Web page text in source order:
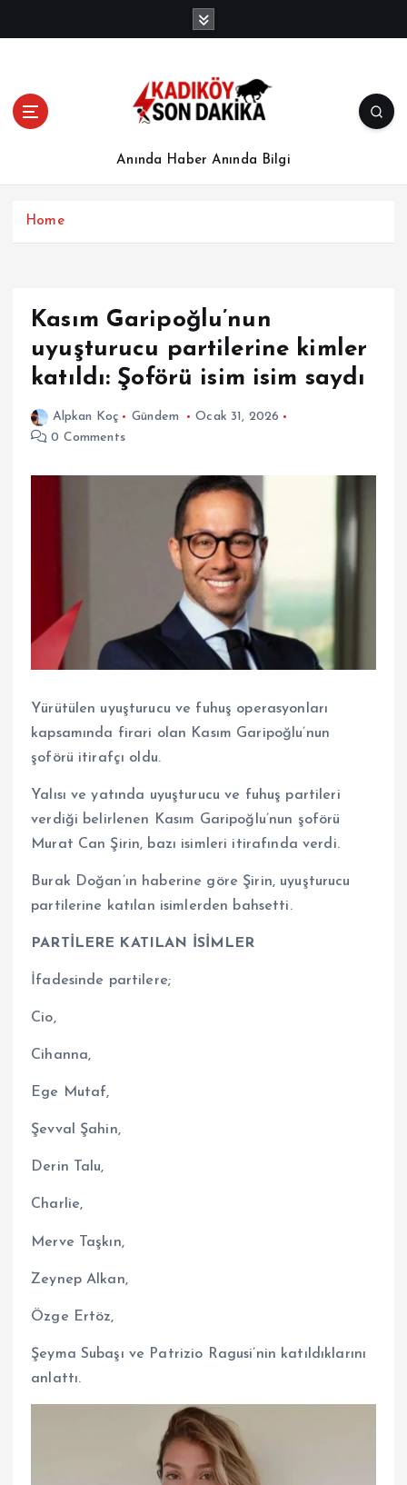
Anında Haber Anında Bilgi
Home
Kasım Garipoğlu’nun
uyuşturucu partilerine kimler
katıldı: Şoförü isim isim saydı
Alpkan Koç Gündem
Ocak 31, 2026
0 Comments
Yürütülen uyuşturucu ve fuhuş operasyonları
kapsamında firari olan Kasım Garipoğlu’nun
şoförü itirafçı oldu.
Yalısı ve yatında uyuşturucu ve fuhuş partileri
verdiği belirlenen Kasım Garipoğlu’nun şoförü
Murat Can Şirin, bazı isimleri itirafında verdi.
Burak Doğan’ın haberine göre Şirin, uyuşturucu
partilerine katılan isimlerden bahsetti.
PARTİLERE KATILAN İSİMLER
İfadesinde partilere;
Cio,
Cihanna,
Ege Mutaf,
Şevval Şahin,
Derin Talu,
Charlie,
Merve Taşkın,
Zeynep Alkan,
Özge Ertöz,
Şeyma Subaşı ve Patrizio Ragusi’nin katıldıklarını
anlattı.